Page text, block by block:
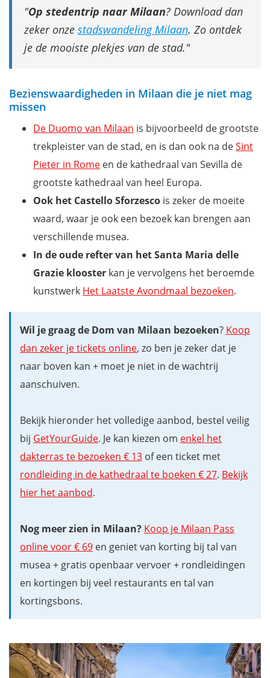
Op stedentrip naar Milaan? Download dan
zeker onze stadswandeling Milaan. Zo ontdek
je de mooiste plekjes van de stad.
Bezienswaardigheden in Milaan die je niet mag
missen
De Duomo van Milaan is bijvoorbeeld de grootste
trekpleister van de stad, en is dan ook na deSint
Pieter in Rome en de kathedraal van Sevilla de
grootste kathedraal van heel Europa.
Ook het Castello Sforzesco is zeker de moeite
waard, waar je ook een bezoek kan brengen aan
verschillende musea.
In de oude refter van het Santa Maria delle
Grazie klooster kan je vervolgens het beroemde
kunstwerk Het Laatste Avondmaal bezoeken.
Wil je graag de Dom van Milaan bezoeken? Koop
dan zeker je tickets online, zo ben je zeker dat je
naar boven kan + moet je niet in de wachtrij
aanschuiven.
Bekijk hieronder het volledige aanbod, bestel veilig
bij GetYourGuide. Je kan kiezen om enkel het
dakterras te bezoeken € 13 of een ticket met
rondleiding in de kathedraal te boeken € 27. Bekijk
hier het aanbod.
Nog meer zien in Milaan? Koop je Milaan Pass
online voor € 69 en geniet van korting bij tal van
musea + gratis openbaar vervoer + rondleidingen
en kortingen bij veel restaurants en tal van
kortingsbons.